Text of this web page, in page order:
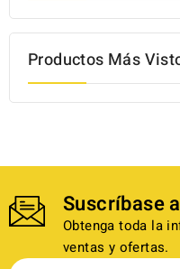
Productos Más
Suscríbase
Obtenga toda la
ventas y ofertas.